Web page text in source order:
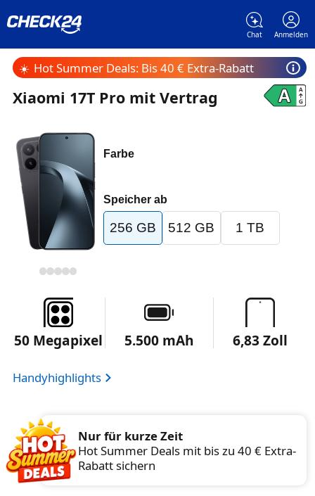
Chat Anmelden
☀️ Hot Summer Deals: Bis 40 € Extra-Rabatt
Xiaomi 17T Pro mit Vertrag
Farbe
Speicher ab
256 GB 512 GB 1 TB
50 Megapixel 5.500 mAh 6,83 Zoll
Handyhighlights
Nur für kurze Zeit
Hot Summer Deals mit bis zu 40 € Extra-
Rabatt sichern